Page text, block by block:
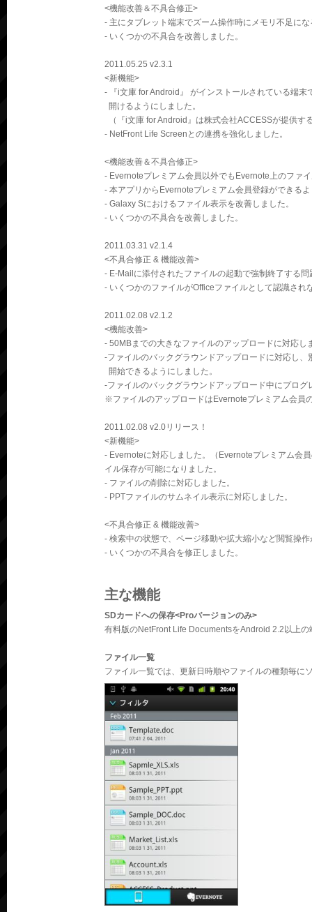
<機能改善＆不具合修正>
- 主にタブレット端末でズーム操作時にメモリ不足に
- いくつかの不具合を改善しました。
2011.05.25 v2.3.1
<新機能>
- 『i文庫 for Android』 がインストールされている端末
開けるようにしました。
（『i文庫 for Android』は株式会社ACCESSが提供す
- NetFront Life Screenとの連携を強化しました。
<機能改善＆不具合修正>
- Evernoteプレミアム会員以外でもEvernote上のファ
- 本アプリからEvernoteプレミアム会員登録ができる
- Galaxy Sにおけるファイル表示を改善しました。
- いくつかの不具合を改善しました。
2011.03.31 v2.1.4
<不具合修正 & 機能改善>
- E-Mailに添付されたファイルの起動で強制終了する
- いくつかのファイルがOfficeファイルとして認識され
2011.02.08 v2.1.2
<機能改善>
- 50MBまでの大きなファイルのアップロードに対応し
-ファイルのバックグラウンドアップロードに対応し、
開始できるようにしました。
-ファイルのバックグラウンドアップロード中にプロ
※ファイルのアップロードはEvernoteプレミアム会員
2011.02.08 v2.0リリース！
<新機能>
- Evernoteに対応しました。（Evernoteプレミアム会
イル保存が可能になりました。
- ファイルの削除に対応しました。
- PPTファイルのサムネイル表示に対応しました。
<不具合修正 & 機能改善>
- 検索中の状態で、ページ移動や拡大縮小など閲覧操
- いくつかの不具合を修正しました。
主な機能
SDカードへの保存<Proバージョンのみ>
有料版のNetFront Life DocumentsをAndroid 2.2以上
ファイル一覧
ファイル一覧では、更新日時順やファイルの種類毎に